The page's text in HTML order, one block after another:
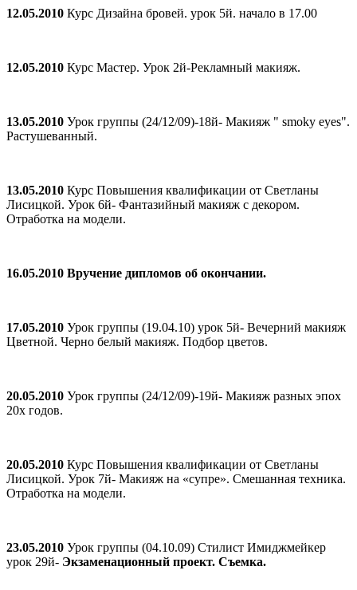
12.05.2010 Курс Дизайна бровей. урок 5й. начало в 17.00
12.05.2010 Курс Мастер. Урок 2й-Рекламный макияж.
13.05.2010 Урок группы (24/12/09)-18й- Макияж " smoky eyes".
Растушеванный.
13.05.2010 Курс Повышения квалификации от Светланы
Лисицкой. Урок 6й- Фантазийный макияж с декором.
Отработка на модели.
16.05.2010 Вручение дипломов об окончании.
17.05.2010 Урок группы (19.04.10) урок 5й- Вечерний макияж
Цветной. Черно белый макияж. Подбор цветов.
20.05.2010 Урок группы (24/12/09)-19й- Макияж разных эпох
20х годов.
20.05.2010 Курс Повышения квалификации от Светланы
Лисицкой. Урок 7й- Макияж на «супре». Смешанная техника.
Отработка на модели.
23.05.2010 Урок группы (04.10.09) Стилист Имиджмейкер
урок 29й- Экзаменационный проект. Съемка.